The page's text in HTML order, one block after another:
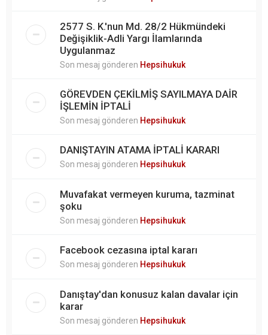
2577 S. K.'nun Md. 28/2 Hükmündeki
Değişiklik-Adli Yargı İlamlarında
Uygulanmaz
Son mesaj gönderen Hepsihukuk
GÖREVDEN ÇEKİLMİŞ SAYILMAYA DAİR
İŞLEMİN İPTALİ
Son mesaj gönderen Hepsihukuk
DANIŞTAYIN ATAMA İPTALİ KARARI
Son mesaj gönderen Hepsihukuk
Muvafakat vermeyen kuruma, tazminat
şoku
Son mesaj gönderen Hepsihukuk
Facebook cezasına iptal kararı
Son mesaj gönderen Hepsihukuk
Danıştay'dan konusuz kalan davalar için
karar
Son mesaj gönderen Hepsihukuk